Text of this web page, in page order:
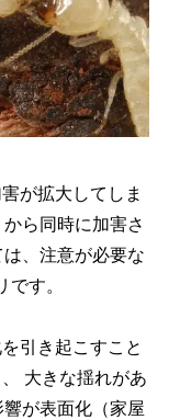
が拡大してしま
ら同時に加害さ
、注意が必要な
す。
引き起こすこと
大きな揺れがあ
が表面化（家屋